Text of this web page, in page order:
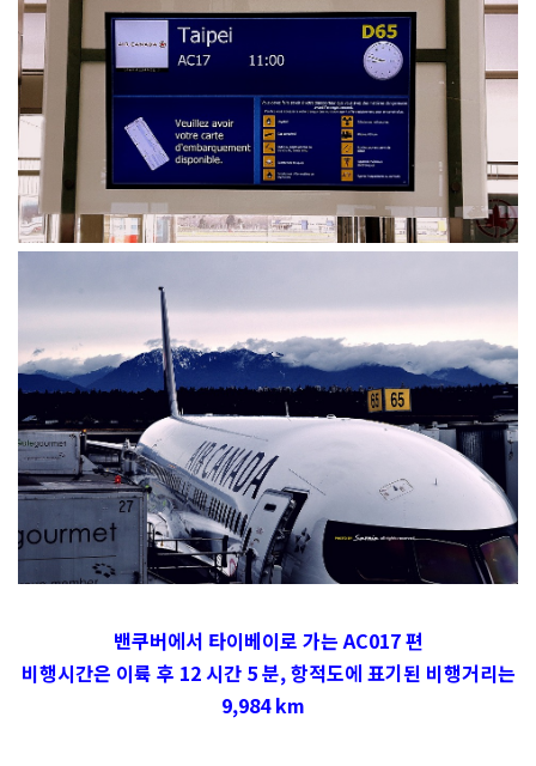
밴쿠버에서 타이베이로 가는 AC017 편
비행시간은 이륙 후 12 시간 5 분, 항적도에 표기된 비행거리는
9,984 km